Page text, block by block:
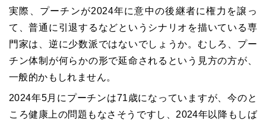
実際、プーチンが2024年に意中の後継者に権力を譲っ
て、普通に引退するなどというシナリオを描いている専
門家は、逆に少数派ではないでしょうか。むしろ、プー
チン体制が何らかの形で延命されるという見方の方が、
一般的かもしれません。
2024年5月にプーチンは71歳になっていますが、今のと
ころ健康上の問題もなさそうですし、2024年以降もしば